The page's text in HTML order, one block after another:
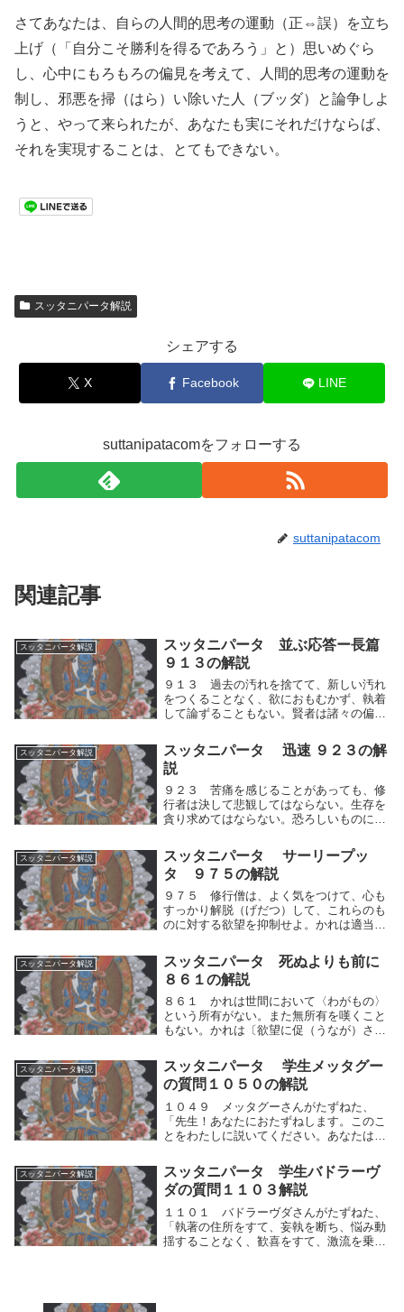
さてあなたは、自らの人間的思考の運動（正⇔誤）を立ち
上げ（「自分こそ勝利を得るであろう」と）思いめぐら
し、心中にもろもろの偏見を考えて、人間的思考の運動を
制し、邪悪を掃（はら）い除いた人（ブッダ）と論争しよ
うと、やって来られたが、あなたも実にそれだけならば、
それを実現することは、とてもできない。
スッタニパータ解説
シェアする
X Facebook LINE
suttanipatacomをフォローする
suttanipatacom
関連記事
スッタニパータ解説
スッタニパータ 並ぶ応答ー長篇
９１３の解説
９１３ 過去の汚れを捨てて、新しい汚れ
をつくることなく、欲におもむかず、執着
して論ずることもない。賢者は諸々の偏見
自分を責めることもない。過去に分別した
汚れを捨てて、分別を離れ新しく汚れをつ
くることなく...
スッタニパータ解説
スッタニパータ 迅速 ９２３の解
説
９２３ 苦痛を感じることがあっても、修
行者は決して悲観してはならない。生存を
貪り求めてはならない。恐ろしいものに出
痛を感じることがあっても、修行者は決し
て人間的思考の運動（快⇔不快）による反
応の仕方によ...
スッタニパータ解説
スッタニパータ サーリープッ
タ ９７５の解説
９７５ 修行僧は、よく気をつけて、心も
すっかり解脱（げだつ）して、これらのも
のに対する欲望を抑制せよ。かれは適当な
暗黒を滅ぼせ。」修行僧は、自らの人間的
思考の運動による反応仕方によく気をつけ
て、心もすっ...
スッタニパータ解説
スッタニパータ 死ぬよりも前に
８６１の解説
８６１ かれは世間において〈わがもの〉
という所有がない。また無所有を嘆くこと
もない。かれは〔欲望に促（うなが）され
もない。かれは実に〈平安なる者〉と呼ば
れる。」かれは世間において人間的思考の
運動（取⇔捨...
スッタニパータ解説
スッタニパータ 学生メッタグー
の質問１０５０の解説
１０４９ メッタグーさんがたずねた、
「先生！あなたにおたずねします。このこ
とをわたしに説いてください。あなたはヴ
くしは考えます。世の中にある種々様々
な、これらの苦しみは、そもそもどこから
現われ出たのです...
スッタニパータ解説
スッタニパータ 学生バドラーヴ
ダの質問１１０３解説
１１０１ バドラーヴダさんがたずねた、
「執著の住所をすて、妄執を断ち、悩み動
揺することなく、歓喜をすて、激流を乗り